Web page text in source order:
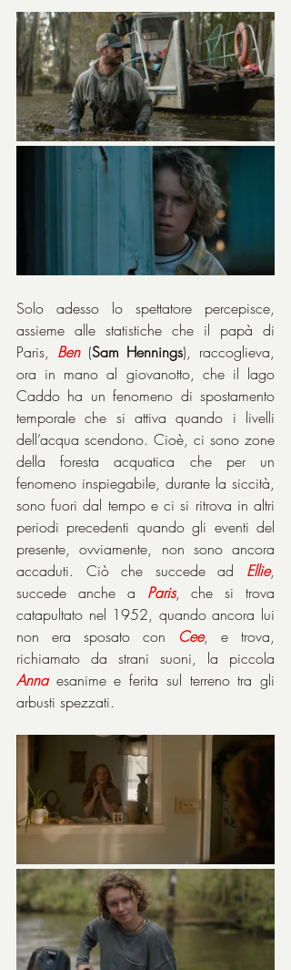
Solo adesso lo spettatore percepisce,
assieme alle statistiche che il papà di
Paris, Ben (Sam Hennings), raccoglieva,
ora in mano al giovanotto, che il lago
Caddo ha un fenomeno di spostamento
temporale che si attiva quando i livelli
dell’acqua scendono. Cioè, ci sono zone
della foresta acquatica che per un
fenomeno inspiegabile, durante la siccità,
sono fuori dal tempo e ci si ritrova in altri
periodi precedenti quando gli eventi del
presente, ovviamente, non sono ancora
accaduti. Ciò che succede ad Ellie,
succede anche a Paris, che si trova
catapultato nel 1952, quando ancora lui
non era sposato con Cee, e trova,
Anna esanime e ferita sul terreno tra gli
arbusti spezzati.